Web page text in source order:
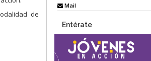
de
Mail
Entérate